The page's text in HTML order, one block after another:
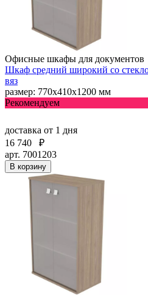
Офисные шкафы для документов
Шкаф средний широкий со
вяз
размер: 770х410х1200 мм
Рекомендуем
доставка от 1 дня
16 740
₽
арт. 7001203
В корзину